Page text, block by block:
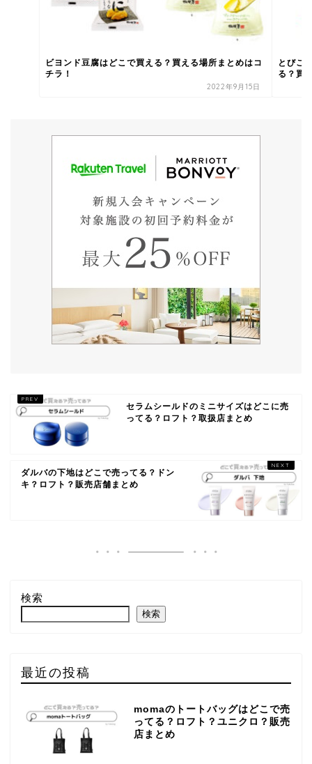
ビヨンド豆腐はどこで買える？買える場所まとめはコ
チラ！
2022年9月15日
とびこ
る？買
セラムシールドのミニサイズはどこに売
ってる？ロフト？取扱店まとめ
ダルバの下地はどこで売ってる？ドン
キ？ロフト？販売店舗まとめ
検索
検索
最近の投稿
momaのトートバッグはどこで売
ってる？ロフト？ユニクロ？販売
店まとめ